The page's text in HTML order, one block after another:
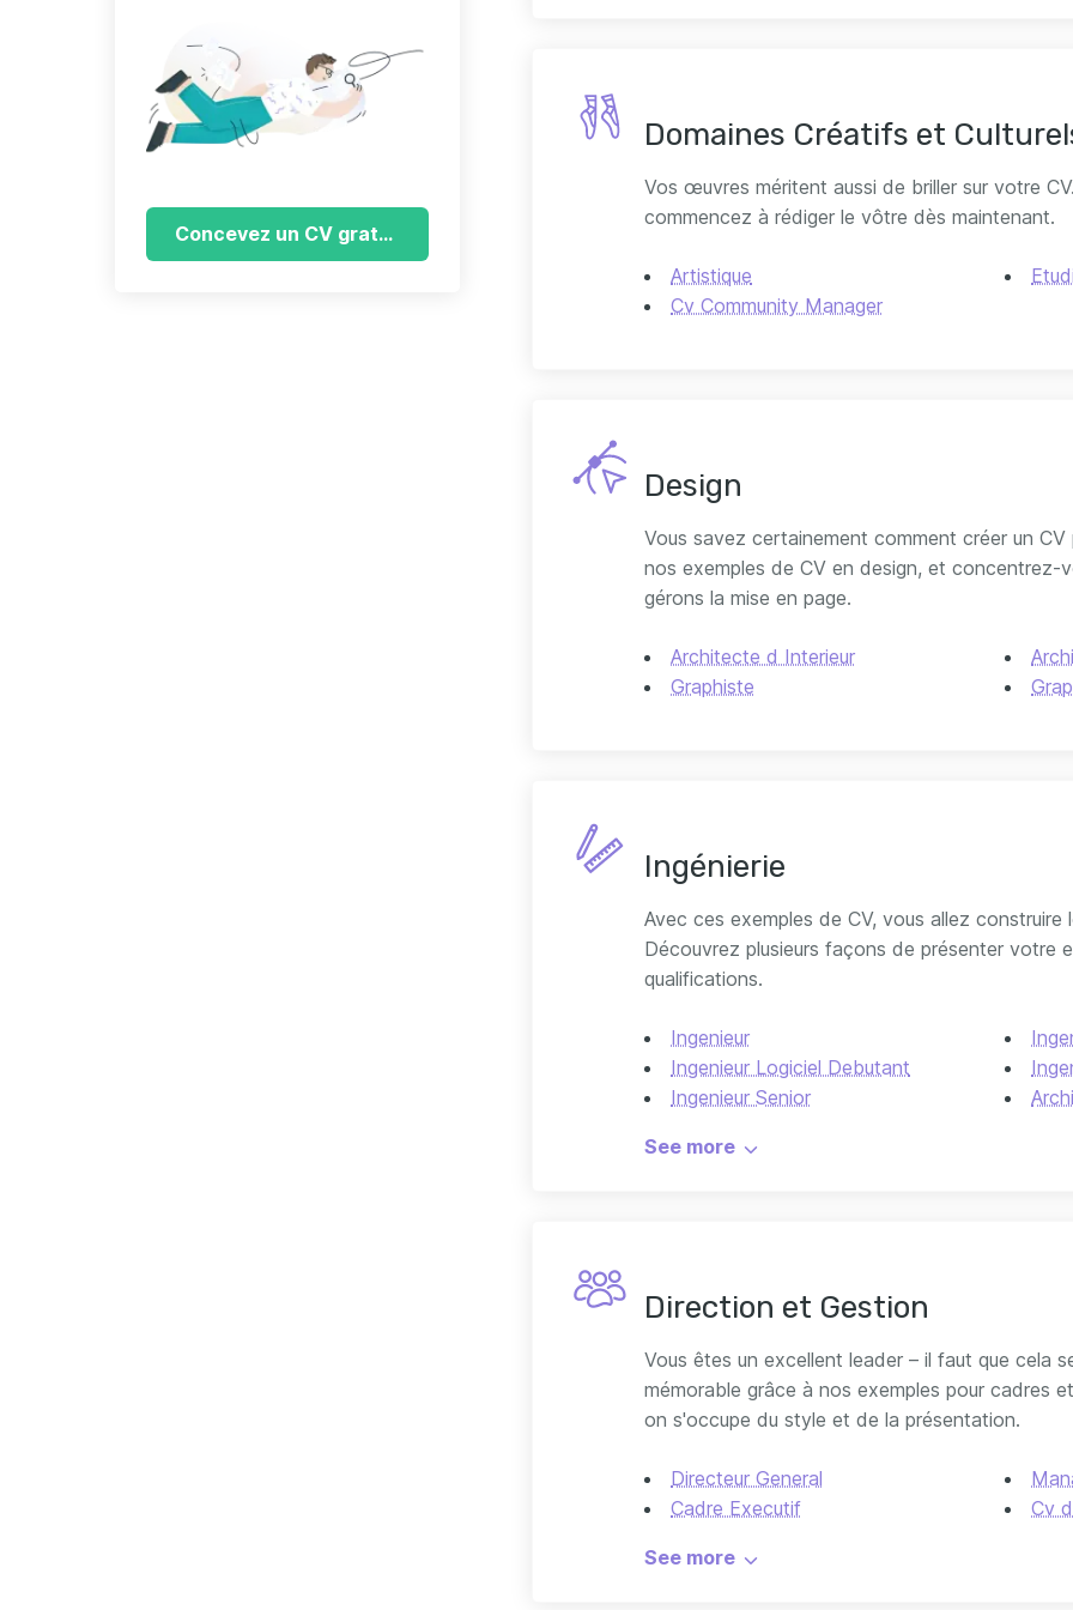
Concevez un CV gratuitement
Domaines Créatifs et
Vos œuvres méritent aussi de briller sur votre
commencez à rédiger le vôtre dès maintenant.
Artistique
Cv Community Manager
Design
Vous savez certainement comment créer un
nos exemples de CV en design, et concentrez-
gérons la mise en page.
Architecte d Interieur
Graphiste
Ingénierie
Avec ces exemples de CV, vous allez
Découvrez plusieurs façons de présenter votre
qualifications.
Ingenieur
Ingenieur Logiciel Debutant
Ingenieur Senior
See more
Direction et Gestion
Vous êtes un excellent leader – il faut que cela
mémorable grâce à nos exemples pour cadres
on s'occupe du style et de la présentation.
Directeur General
Cadre Executif
Cv
See more